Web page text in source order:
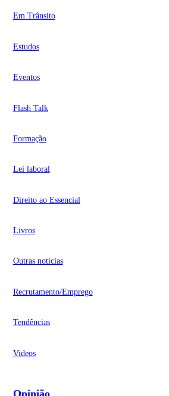
Em Trânsito
Estudos
Eventos
Flash Talk
Formação
Lei laboral
Direito ao Essencial
Livros
Outras notícias
Recrutamento/Emprego
Tendências
Videos
Opinião